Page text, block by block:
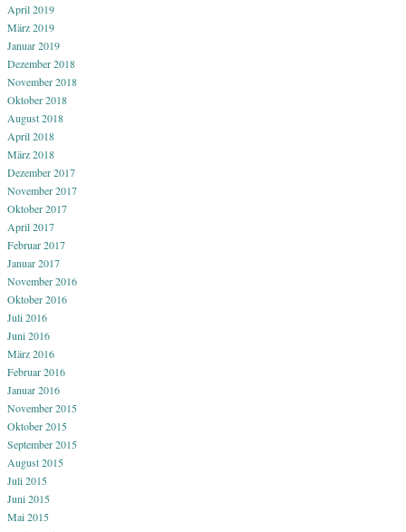
April 2019
März 2019
Januar 2019
Dezember 2018
November 2018
Oktober 2018
August 2018
April 2018
März 2018
Dezember 2017
November 2017
Oktober 2017
April 2017
Februar 2017
Januar 2017
November 2016
Oktober 2016
Juli 2016
Juni 2016
März 2016
Februar 2016
Januar 2016
November 2015
Oktober 2015
September 2015
August 2015
Juli 2015
Juni 2015
Mai 2015